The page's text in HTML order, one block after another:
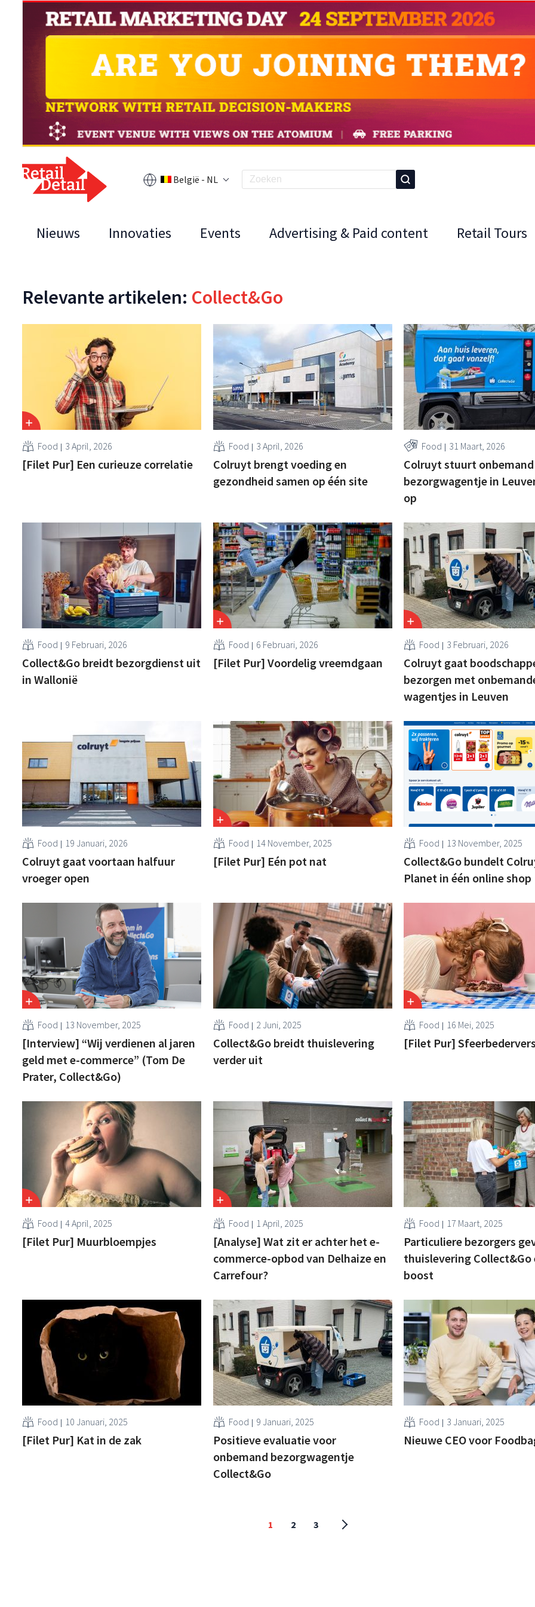
België - NL
Nieuws Innovaties Events Advertising & Paid content Retail Tours
Relevante artikelen: Collect&Go
Food 3 April, 2026
[Filet Pur] Een curieuze correlatie
Food 3 April, 2026
Colruyt brengt voeding en
gezondheid samen op één site
Food 31 Maart, 2026
Colruyt stuurt onbemand
bezorgwagentje in
op
Food 9 Februari, 2026
Collect&Go breidt bezorgdienst uit
in Wallonië
Food 6 Februari, 2026
[Filet Pur] Voordelig vreemdgaan
Food 3 Februari, 2026
Colruyt gaat
bezorgen met
wagentjes in Leuven
Food 19 Januari, 2026
Colruyt gaat voortaan halfuur
vroeger open
Food 14 November, 2025
[Filet Pur] Eén pot nat
Food 13 November, 2025
Collect&Go bundelt
Planet in één online shop
Food 13 November, 2025
[Interview] “Wij verdienen al jaren
geld met e-commerce” (Tom De
Prater, Collect&Go)
Food 2 Juni, 2025
Collect&Go breidt thuislevering
verder uit
Food 16 Mei, 2025
[Filet Pur]
Food 4 April, 2025
[Filet Pur] Muurbloempjes
Food 1 April, 2025
[Analyse] Wat zit er achter het e-
commerce-opbod van Delhaize en
Carrefour?
Food 17 Maart, 2025
Particuliere bezorgers
thuislevering Collect&Go
boost
Food 10 Januari, 2025
[Filet Pur] Kat in de zak
Food 9 Januari, 2025
Positieve evaluatie voor
onbemand bezorgwagentje
Collect&Go
Food 3 Januari, 2025
Nieuwe CEO voor
1 2 3